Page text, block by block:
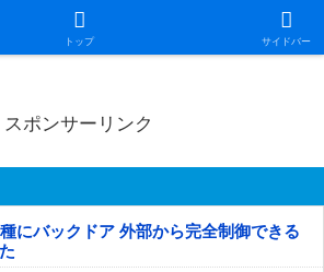
トップ サイドバー
ース録
スポンサーリンク
にバックドア 外部から完全制御できる